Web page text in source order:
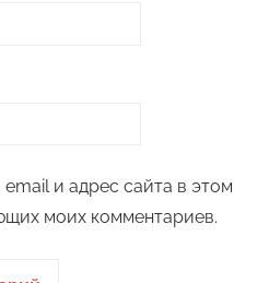
и адрес сайта в этом
моих комментариев.